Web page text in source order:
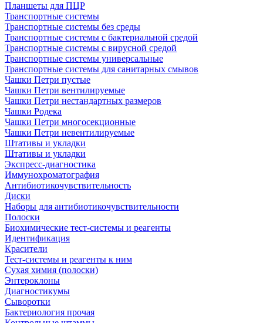
Планшеты для ПЦР
Транспортные системы
Транспортные системы без среды
Транспортные системы с бактериальной средой
Транспортные системы с вирусной средой
Транспортные системы универсальные
Транспортные системы для санитарных смывов
Чашки Петри пустые
Чашки Петри вентилируемые
Чашки Петри нестандартных размеров
Чашки Родека
Чашки Петри многосекционные
Чашки Петри невентилируемые
Штативы и укладки
Штативы и укладки
Экспресс-диагностика
Иммунохроматография
Антибиотикочувствительность
Диски
Наборы для антибиотикочувствительности
Полоски
Биохимические тест-системы и реагенты
Идентификация
Красители
Тест-системы и реагенты к ним
Сухая химия (полоски)
Энтероклоны
Диагностикумы
Сыворотки
Бактериология прочая